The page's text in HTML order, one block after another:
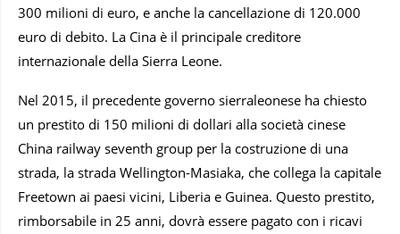
300 milioni di euro, e anche la cancellazione di 120.000
euro di debito. La Cina è il principale creditore
internazionale della Sierra Leone.
Nel 2015, il precedente governo sierraleonese ha chiesto
un prestito di 150 milioni di dollari alla società cinese
China railway seventh group per la costruzione di una
strada, la strada Wellington-Masiaka, che collega la capitale
Freetown ai paesi vicini, Liberia e Guinea. Questo prestito,
rimborsabile in 25 anni, dovrà essere pagato con i ricavi